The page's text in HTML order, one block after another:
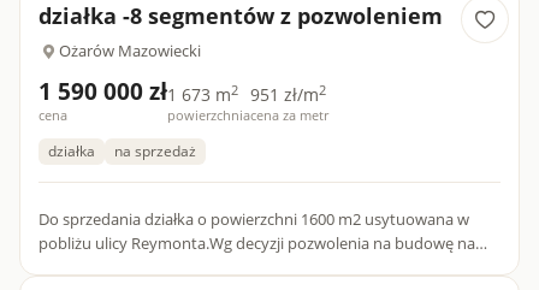
działka -8 segmentów z pozwoleniem
Ożarów Mazowiecki
1 590 000 zł
cena
1 673 m2
powierzchnia
951 zł/m2
cena za metr
działka na sprzedaż
Do sprzedania działka o powierzchni 1600 m2 usytuowana w
pobliżu ulicy Reymonta.Wg decyzji pozwolenia na budowę na